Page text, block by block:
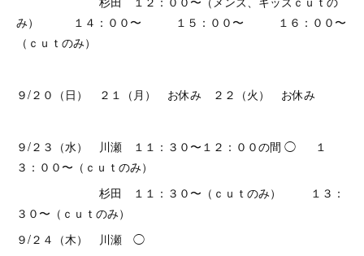
み） １４：００〜 １５：００〜 １６：００〜
（ｃｕｔのみ）
９/２０（日） ２１（月） お休み ２２（火） お休み
９/２３（水） 川瀬 １１：３０〜１２：００の間 ◯ １
３：００〜（ｃｕｔのみ）
杉田 １１：３０〜（ｃｕｔのみ） １３：
３０〜（ｃｕｔのみ）
９/２４（木） 川瀬 ◯